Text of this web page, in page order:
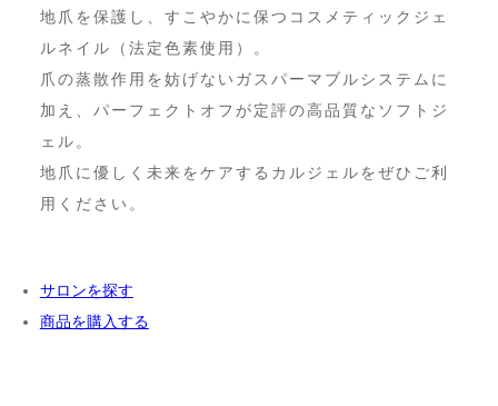
地爪を保護し、すこやかに保つコスメティックジェ
ルネイル（法定色素使用）。
爪の蒸散作用を妨げないガスパーマブルシステムに
加え、パーフェクトオフが定評の高品質なソフトジ
ェル。
地爪に優しく未来をケアするカルジェルをぜひご利
用ください。
サロンを探す
商品を購入する